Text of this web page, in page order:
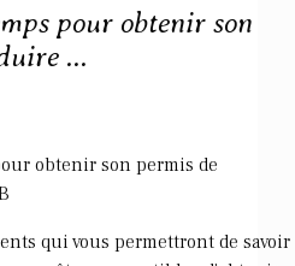
pour obtenir son
...
obtenir son permis de
qui vous permettront de savoir